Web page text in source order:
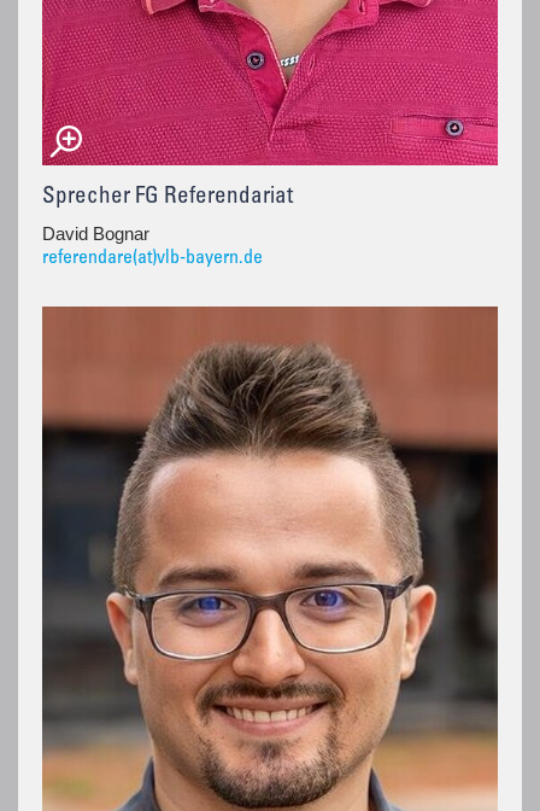
Sprecher FG Referendariat
David Bognar
referendare(at)vlb-bayern.de